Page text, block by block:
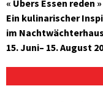
« Übers Essen reden »
Ein kulinarischer
im
15. Juni– 15. August